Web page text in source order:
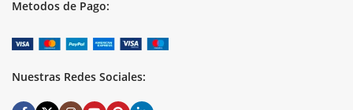
Metodos de Pago:
Nuestras Redes Sociales: